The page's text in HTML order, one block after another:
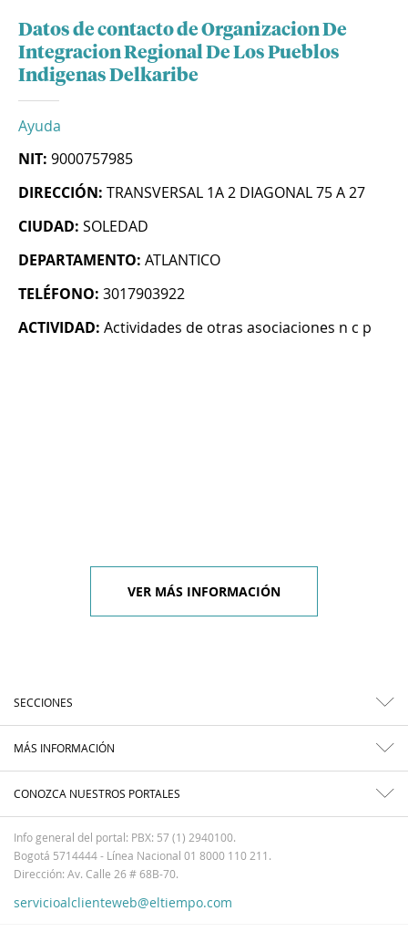
Datos de contacto de Organizacion De
Integracion Regional De Los Pueblos
Indigenas Delkaribe
Ayuda
NIT: 9000757985
DIRECCIÓN: TRANSVERSAL 1A 2 DIAGONAL 75 A 27
CIUDAD: SOLEDAD
DEPARTAMENTO: ATLANTICO
TELÉFONO: 3017903922
ACTIVIDAD: Actividades de otras asociaciones n c p
VER MÁS INFORMACIÓN
SECCIONES
MÁS INFORMACIÓN
CONOZCA NUESTROS PORTALES
Info general del portal: PBX: 57 (1) 2940100.
Bogotá 5714444 - Línea Nacional 01 8000 110 211.
Dirección: Av. Calle 26 # 68B-70.
servicioalclienteweb@eltiempo.com